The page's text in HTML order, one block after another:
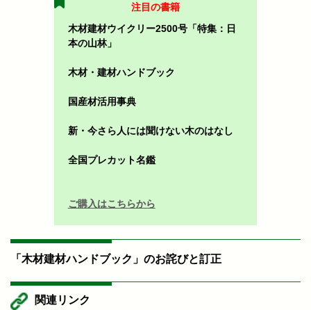
注目の書籍
木材建材ウイクリー2500号「特集：日
本の山林」
木材・建材ハンドブック
国産材活用事典
新・今さら人には聞けない木のはなし
全国プレカット名鑑
ご購入はこちらから
「木材建材ハンドブック」のお詫びと訂正
関連リンク